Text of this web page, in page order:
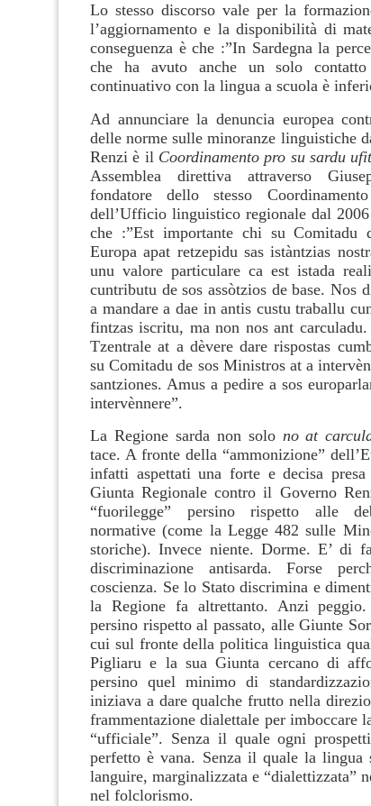
Lo stesso discorso vale per la
l’aggiornamento e la disponibilità di
conseguenza è che :”In Sardegna la
che ha avuto anche un solo
continuativo con la lingua a scuola è
Ad annunciare la denuncia europea
delle norme sulle minoranze linguistiche
Renzi è il Coordinamento pro su sardu
Assemblea direttiva attraverso
fondatore dello stesso
dell’Ufficio linguistico regionale dal
che :”Est importante chi su Comitadu
Europa apat retzepidu sas istàntzias
unu valore particulare ca est istada
cuntributu de sos assòtzios de base. Nos
a mandare a dae in antis custu traballu
fintzas iscritu, ma non nos ant
Tzentrale at a dèvere dare rispostas
su Comitadu de sos Ministros at a
santziones. Amus a pedire a sos
intervènnere”.
La Regione sarda non solo no at
tace. A fronte della “ammonizione”
infatti aspettati una forte e decisa
Giunta Regionale contro il Governo
“fuorilegge” persino rispetto alle
normative (come la Legge 482 sulle
storiche). Invece niente. Dorme. E’ di
discriminazione antisarda. Forse
coscienza. Se lo Stato discrimina e
la Regione fa altrettanto. Anzi
persino rispetto al passato, alle Giunte
cui sul fronte della politica linguistica
Pigliaru e la sua Giunta cercano di
persino quel minimo di
iniziava a dare qualche frutto nella
frammentazione dialettale per imboccare
“ufficiale”. Senza il quale ogni
perfetto è vana. Senza il quale la lingua
languire, marginalizzata e “dialettizzata”
nel folclorismo.